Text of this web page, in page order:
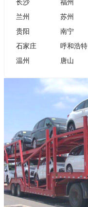
兰州
苏州
贵阳
南宁
石家庄
呼和浩特
温州
唐山